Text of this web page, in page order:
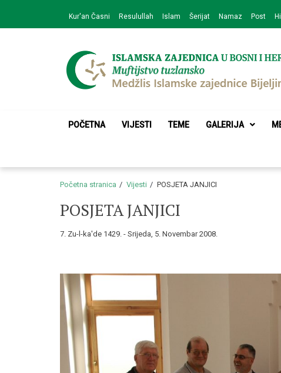
navigation
content
Kur'an Časni Resulullah Islam Šerijat Namaz Post
Medžlis Islamske
POČETNA VIJESTI TEME GALERIJA
Početna stranica Vijesti POSJETA JANJICI
POSJETA JANJICI
7. Zu-l-ka'de 1429. - Srijeda, 5. Novembar 2008.